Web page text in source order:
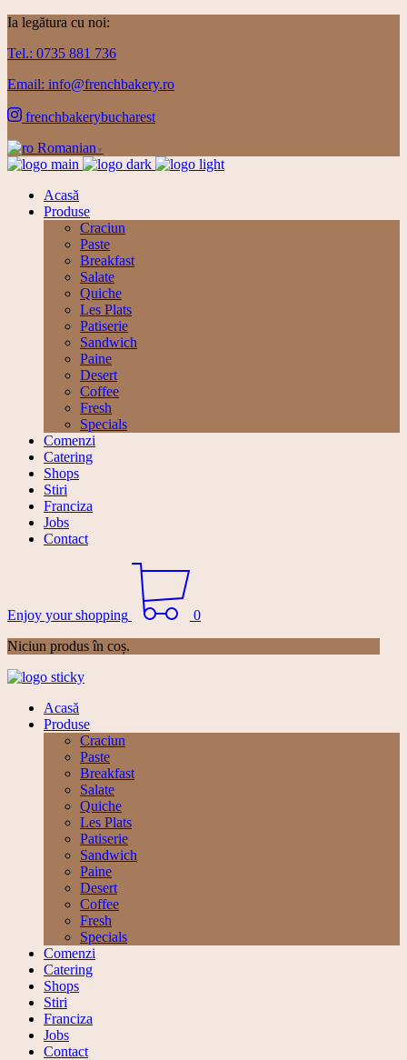
Ia legătura cu noi:
Tel.: 0735 881 736
Email: info@frenchbakery.ro
frenchbakerybucharest
Romanian ▼
Acasă
Produse
Craciun
Paste
Breakfast
Salate
Quiche
Les Plats
Patiserie
Sandwich
Paine
Desert
Coffee
Fresh
Specials
Comenzi
Catering
Shops
Stiri
Franciza
Jobs
Contact
Enjoy your shopping
0
Niciun produs în coș.
Acasă
Produse
Craciun
Paste
Breakfast
Salate
Quiche
Les Plats
Patiserie
Sandwich
Paine
Desert
Coffee
Fresh
Specials
Comenzi
Catering
Shops
Stiri
Franciza
Jobs
Contact